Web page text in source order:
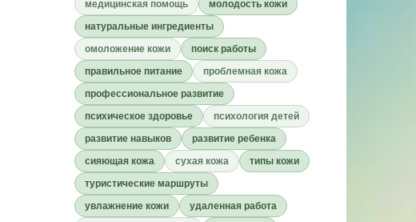
медицинская помощь
молодость кожи
натуральные ингредиенты
омоложение кожи
поиск работы
правильное питание
проблемная кожа
профессиональное развитие
психическое здоровье
психология детей
развитие навыков
развитие ребенка
сияющая кожа
сухая кожа
типы кожи
туристические маршруты
увлажнение кожи
удаленная работа